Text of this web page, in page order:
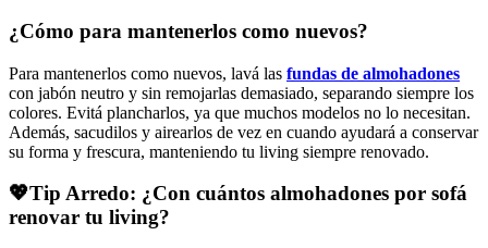
¿Cómo para mantenerlos como nuevos?
Para mantenerlos como nuevos, lavá las fundas de almohadones
con jabón neutro y sin remojarlas demasiado, separando siempre los
colores. Evitá plancharlos, ya que muchos modelos no lo necesitan.
Además, sacudilos y airearlos de vez en cuando ayudará a conservar
su forma y frescura, manteniendo tu living siempre renovado.
💖Tip Arredo: ¿Con cuántos almohadones por sofá
renovar tu living?